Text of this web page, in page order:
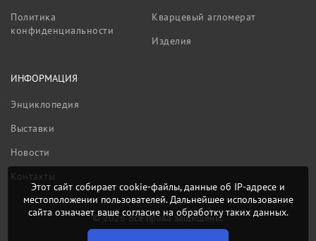
Политика
конфиденциальности
Кварцевый агломерат
Изделия
ИНФОРМАЦИЯ
Энциклопедия
Выставки
Новости
Контакты
© 2026 Все права защищены.
Этот сайт собирает cookie-файлы, данные об IP-адресе и
местоположении пользователей. Дальнейшее использование
сайта означает ваше согласие на обработку таких данных.